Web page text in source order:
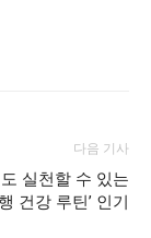
다음 기사
실천할 수 있는
건강 루틴’ 인기